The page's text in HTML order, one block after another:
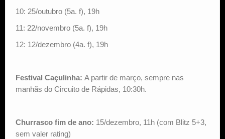
10: 25/outubro (5a. f), 19h
11: 22/novembro (5a. f), 19h
12: 12/dezembro (4a. f), 19h
Festival Caçulinha: A partir de março, sempre nas
manhãs do Circuito de Rápidas, 10:30h.
Churrasco fim de ano: 15/dezembro, 11h (com Blitz 5+3,
sem valer rating)